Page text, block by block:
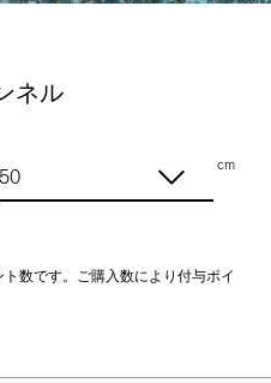
ネル
cm
数です。ご購入数により付与ポイ